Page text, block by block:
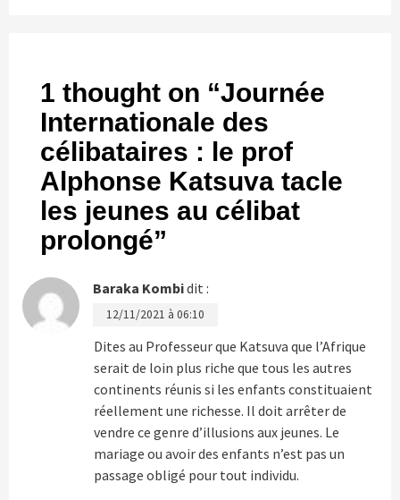
1 thought on “Journée
Internationale des
célibataires : le prof
Alphonse Katsuva tacle
les jeunes au célibat
prolongé”
Baraka Kombidit :
12/11/2021 à 06:10
Dites au Professeur que Katsuva que l’Afrique
serait de loin plus riche que tous les autres
continents réunis si les enfants constituaient
réellement une richesse. Il doit arrêter de
vendre ce genre d’illusions aux jeunes. Le
mariage ou avoir des enfants n’est pas un
passage obligé pour tout individu.